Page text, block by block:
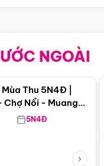
NGOÀI
Điểm nổi bật
Thu 5N4Đ |
Chợ Nổi - Muang
5N4Đ